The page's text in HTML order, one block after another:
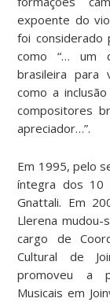
expoente do
foi considerado
como “… um
brasileira para
como a
compositores
apreciador…”.
Em 1995, pelo
íntegra dos 10
Gnattali. Em
Llerena mudou-
cargo de
Cultural de
promoveu a
Musicais em